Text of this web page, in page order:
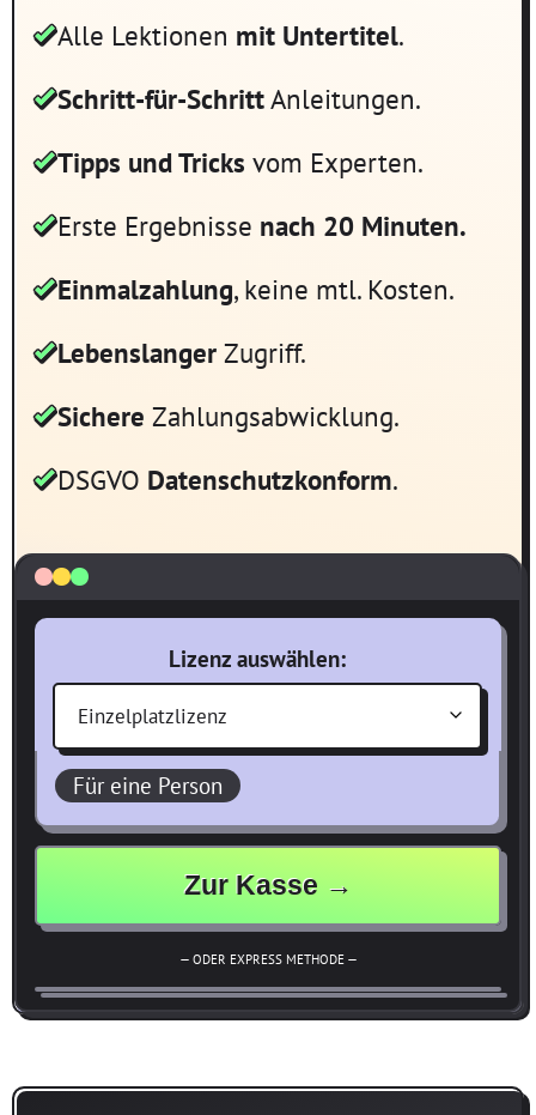
Alle Lektionen mit Untertitel.
Schritt-für-SchrittAnleitungen.
Tipps und Tricks vom Experten.
Erste Ergebnisse nach 20 Minuten.
Einmalzahlung, keine mtl. Kosten.
LebenslangerZugriff.
Sichere Zahlungsabwicklung.
DSGVO Datenschutzkonform.
Lizenz
Für eine Person
Zur Kasse →